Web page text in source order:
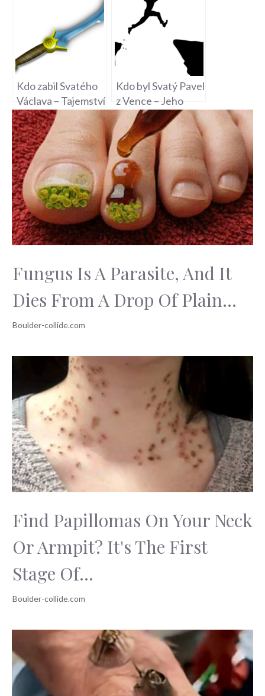
Svatého Vojtěcha
Kdo zabil Svatého
Václava – Tajemství
středověké vraždy
Kdo byl Svatý Pavel
z Vence – Jeho
Život a Uctívání
Fungus Is A Parasite, And It
Dies From A Drop Of Plain...
Find Papillomas On Your Neck
Or Armpit? It's The First
Stage Of...